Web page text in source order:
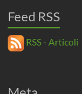
Feed RSS
RSS - Articoli